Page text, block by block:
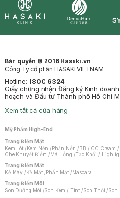
Bản quyền © 2016 Hasaki.vn
Công Ty cổ phần HASAKI VIETNAM
Hotline: 1800 6324
Giấy chứng nhận Đăng ký Kinh doanh
hoạch và Đầu tư Thành phố Hồ Chí
Xem tất cả cửa hàng
Mỹ Phẩm High-End
Trang Điểm Mặt
Kem Lót /Kem Nền /Phấn Nền /BB / CC Cream /
Che Khuyết Điểm /Má Hồng /Tạo Khối /
Trang Điểm Mắt
Kẻ Mày /Kẻ Mắt /Phấn Mắt /Mascara
Trang Điểm Môi
Son Dưỡng Môi /Son Kem / Tint /Son Thỏi /Son